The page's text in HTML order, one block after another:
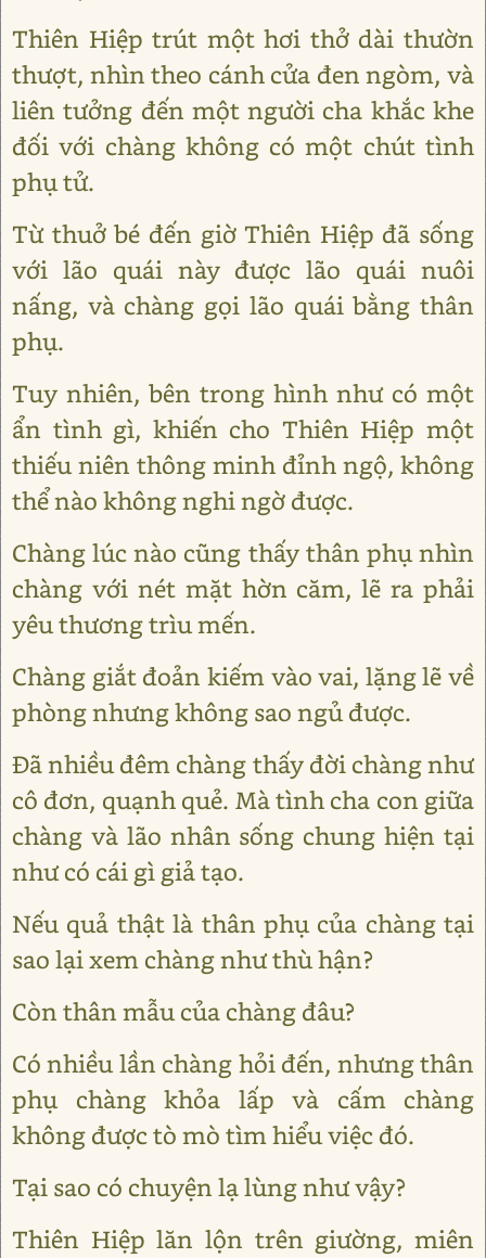
Thiên Hiệp trút một hơi thở dài thườn
thượt, nhìn theo cánh cửa đen ngòm, và
liên tưởng đến một người cha khắc khe
đối với chàng không có một chút tình
phụ tử.
Từ thuở bé đến giờ Thiên Hiệp đã sống
với lão quái này được lão quái nuôi
nấng, và chàng gọi lão quái bằng thân
phụ.
Tuy nhiên, bên trong hình như có một
ẩn tình gì, khiến cho Thiên Hiệp một
thiếu niên thông minh đỉnh ngộ, không
thể nào không nghi ngờ được.
Chàng lúc nào cũng thấy thân phụ nhìn
chàng với nét mặt hờn căm, lẽ ra phải
yêu thương trìu mến.
Chàng giắt đoản kiếm vào vai, lặng lẽ về
phòng nhưng không sao ngủ được.
Đã nhiều đêm chàng thấy đời chàng như
cô đơn, quạnh quẻ. Mà tình cha con giữa
chàng và lão nhân sống chung hiện tại
như có cái gì giả tạo.
Nếu quả thật là thân phụ của chàng tại
sao lại xem chàng như thù hận?
Còn thân mẫu của chàng đâu?
Có nhiều lần chàng hỏi đến, nhưng thân
phụ chàng khỏa lấp và cấm chàng
không được tò mò tìm hiểu việc đó.
Tại sao có chuyện lạ lùng như vậy?
Thiên Hiệp lăn lộn trên giường, miên